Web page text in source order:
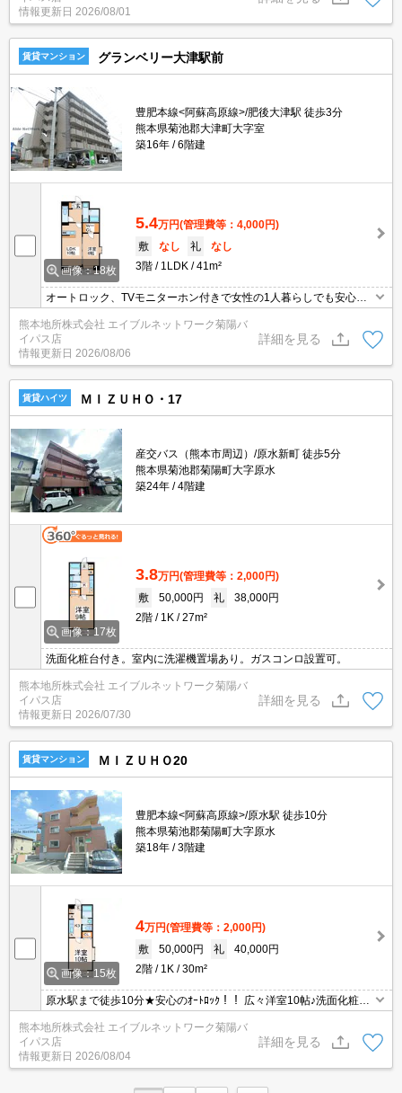
情報更新日 2026/08/01
賃貸マンション グランベリー大津駅前
豊肥本線<阿蘇高原線>/肥後大津駅 徒歩3分
熊本県菊池郡大津町大字室
築16年
6階建
画像：18枚
5.4万円(管理費等：4,000円)
敷
なし 礼
なし
3階
1LDK 41m²
オートロック、TVモニターホン付きで女性の1人暮らしでも安心で
す！大津駅まで徒歩3分(^^)/電車通勤の方にもおすすめです☆彡
熊本地所株式会社 エイブルネットワーク菊陽バ
イパス店
情報更新日 2026/08/06
詳細を見る
賃貸ハイツ ＭＩＺＵＨＯ・17
産交バス（熊本市周辺）/原水新町 徒歩5分
熊本県菊池郡菊陽町大字原水
築24年
4階建
画像：17枚
3.8万円(管理費等：2,000円)
敷
50,000円 礼
38,000円
2階
1K 27m²
洗面化粧台付き。室内に洗濯機置場あり。ガスコンロ設置可。
熊本地所株式会社 エイブルネットワーク菊陽バ
イパス店
情報更新日 2026/07/30
詳細を見る
賃貸マンション ＭＩＺＵＨＯ20
豊肥本線<阿蘇高原線>/原水駅 徒歩10分
熊本県菊池郡菊陽町大字原水
築18年
3階建
画像：15枚
4万円(管理費等：2,000円)
敷
50,000円 礼
40,000円
2階
1K 30m²
原水駅まで徒歩10分★安心のｵｰﾄﾛｯｸ！！ 広々洋室10帖♪洗面化粧台
熊本地所株式会社 エイブルネットワーク菊陽バ
イパス店
情報更新日 2026/08/04
詳細を見る